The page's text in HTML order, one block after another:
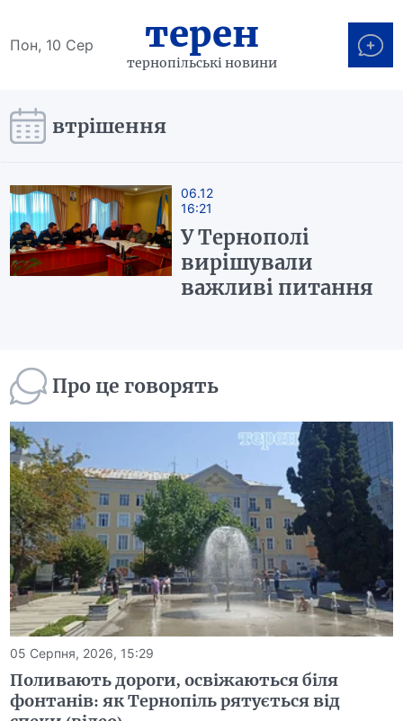
Пон, 10 Сер терен
тернопільські новини
втрішення
06.12
16:21
У Тернополі
вирішували
важливі питання
Про це говорять
05 Серпня, 2026, 15:29
Поливають дороги, освіжаються біля
фонтанів: як Тернопіль рятується від